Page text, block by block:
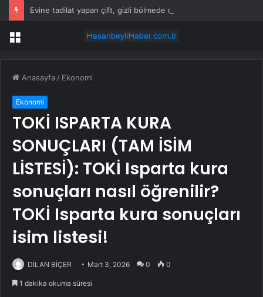
Menü
Anasayfa / Ekonomi
Ekonomi
TOKİ ISPARTA KURA
SONUÇLARI (TAM İSİM
LİSTESİ): TOKİ Isparta kura
sonuçları nasıl öğrenilir?
TOKİ Isparta kura sonuçları
isim listesi!
DİLAN BİÇER Mart 3, 2026 0 0
1 dakika okuma süresi